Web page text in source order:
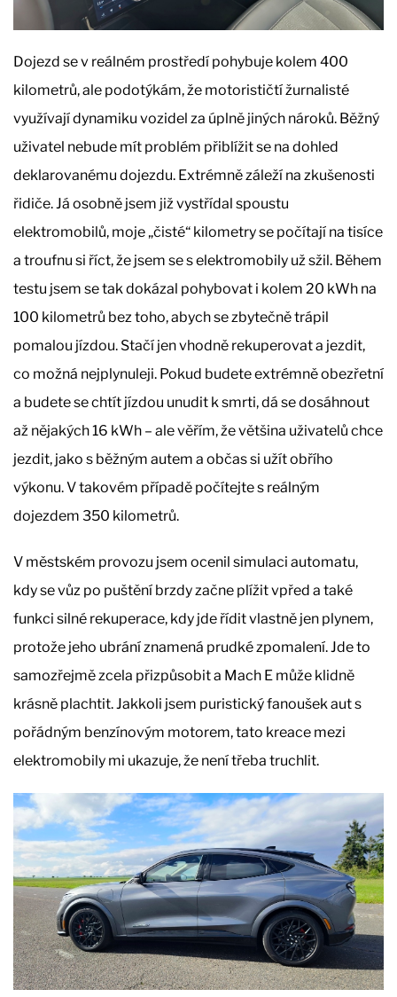
Dojezd se v reálném prostředí pohybuje kolem 400
kilometrů, ale podotýkám, že motorističtí žurnalisté
využívají dynamiku vozidel za úplně jiných nároků. Běžný
uživatel nebude mít problém přiblížit se na dohled
deklarovanému dojezdu. Extrémně záleží na zkušenosti
řidiče. Já osobně jsem již vystřídal spoustu
elektromobilů, moje „čisté“ kilometry se počítají na tisíce
a troufnu si říct, že jsem se s elektromobily už sžil. Během
testu jsem se tak dokázal pohybovat i kolem 20 kWh na
100 kilometrů bez toho, abych se zbytečně trápil
pomalou jízdou. Stačí jen vhodně rekuperovat a jezdit,
co možná nejplynuleji. Pokud budete extrémně obezřetní
a budete se chtít jízdou unudit k smrti, dá se dosáhnout
až nějakých 16 kWh – ale věřím, že většina uživatelů chce
jezdit, jako s běžným autem a občas si užít obřího
výkonu. V takovém případě počítejte s reálným
dojezdem 350 kilometrů.
V městském provozu jsem ocenil simulaci automatu,
kdy se vůz po puštění brzdy začne plížit vpřed a také
funkci silné rekuperace, kdy jde řídit vlastně jen plynem,
protože jeho ubrání znamená prudké zpomalení. Jde to
samozřejmě zcela přizpůsobit a Mach E může klidně
krásně plachtit. Jakkoli jsem puristický fanoušek aut s
pořádným benzínovým motorem, tato kreace mezi
elektromobily mi ukazuje, že není třeba truchlit.